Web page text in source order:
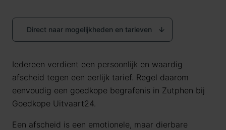
Direct naar mogelijkheden en tarieven
Iedereen verdient een persoonlijk en waardig
afscheid tegen een eerlijk tarief. Regel daarom
eenvoudig een goedkope begrafenis in Zutphen bij
Goedkope Uitvaart24.
Een afscheid is een emotionele, maar dierbare